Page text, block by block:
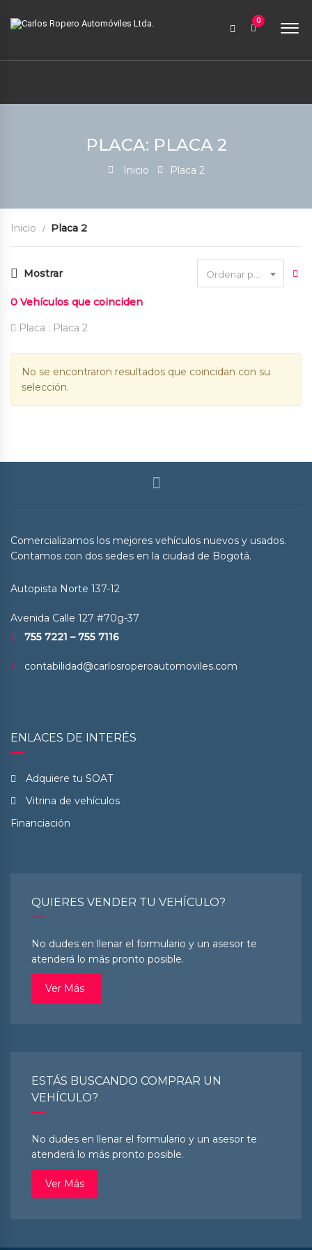
contabilidad@carlosroperoautomoviles.com
0
PLACA: PLACA 2
Inicio Placa 2
Inicio Placa 2
Mostrar
0 Vehículos que coinciden
Placa : Placa 2
No se encontraron resultados que coincidan con su
selección.
Comercializamos los mejores vehículos nuevos y usados.
Contamos con dos sedes en la ciudad de Bogotá.
Autopista Norte 137-12
Avenida Calle 127 #70g-37
755 7221 – 755 7116
contabilidad@carlosroperoautomoviles.com
ENLACES DE INTERÉS
Adquiere tu SOAT
Vitrina de vehículos
Financiación
QUIERES VENDER TU VEHÍCULO?
No dudes en llenar el formulario y un asesor te
atenderá lo más pronto posible.
Ver Más
ESTÁS BUSCANDO COMPRAR UN
VEHÍCULO?
No dudes en llenar el formulario y un asesor te
atenderá lo más pronto posible.
Ver Más